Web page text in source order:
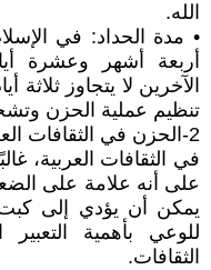
الله.
• مدة الحداد: في
أربعة أشهر وعشرة
الآخرين لا يتجاوز
تنظيم عملية الحزن
2-الحزن في الثقافات العربية
في الثقافات العربية،
على أنه علامة على
يمكن أن يؤدي إلى
للوعي بأهمية
الثقافات.